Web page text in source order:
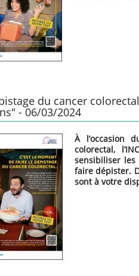
du cancer
- 06/03/2024
À l’occasion
colorectal,
sensibiliser les
faire dépister.
sont à votre